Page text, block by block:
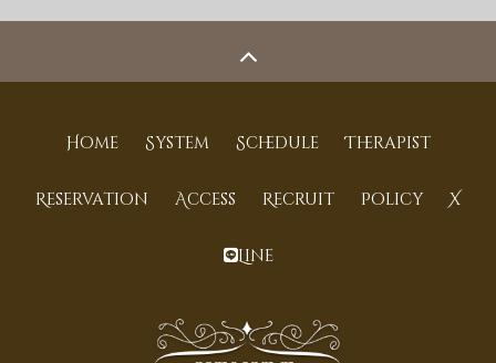
Home System Schedule Therapist
Reservation Access Recruit Policy X
Line